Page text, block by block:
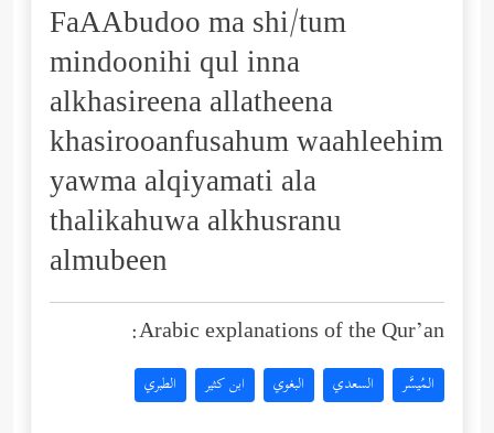
FaAAbudoo ma shi/tum
mindoonihi qul inna
alkhasireena allatheena
khasirooanfusahum waahleehim
yawma alqiyamati ala
thalikahuwa alkhusranu
almubeen
Arabic explanations of the Qur’an:
المُيسَّر السعدي البغوي ابن كثير الطبري